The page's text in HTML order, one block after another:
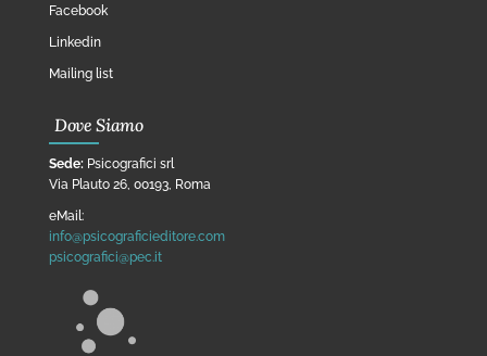
Facebook
Linkedin
Mailing list
Dove Siamo
Sede: Psicografici srl
Via Plauto 26, 00193, Roma
eMail:
info@psicograficieditore.com
psicografici@pec.it